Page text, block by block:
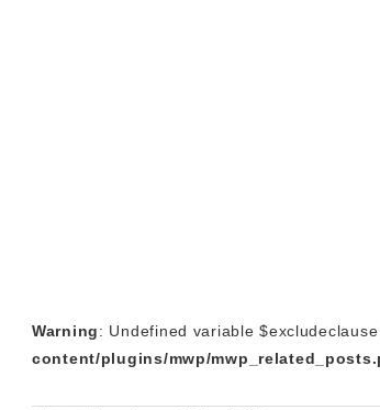
Warning: Undefined variable
content/plugins/mwp/